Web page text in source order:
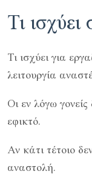
Τι
Τι ισχύει για
λειτουργία
Οι εν λόγω
εφικτό.
Αν κάτι τέτοιο
αναστολή.